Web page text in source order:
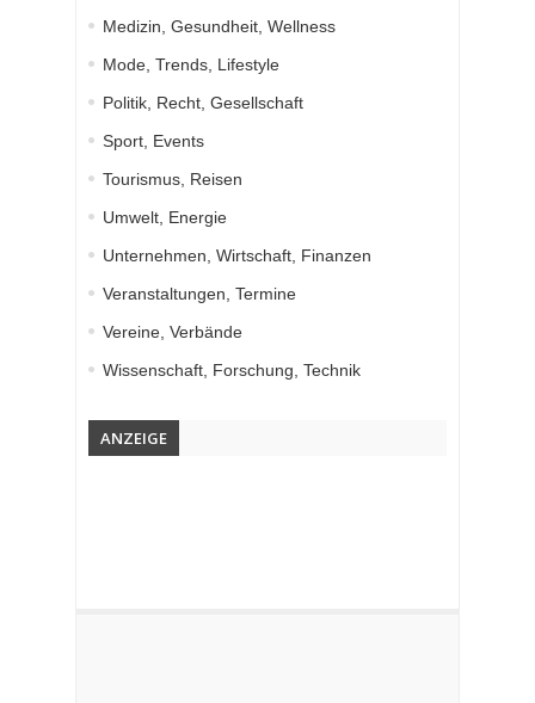
Medizin, Gesundheit, Wellness
Mode, Trends, Lifestyle
Politik, Recht, Gesellschaft
Sport, Events
Tourismus, Reisen
Umwelt, Energie
Unternehmen, Wirtschaft, Finanzen
Veranstaltungen, Termine
Vereine, Verbände
Wissenschaft, Forschung, Technik
ANZEIGE